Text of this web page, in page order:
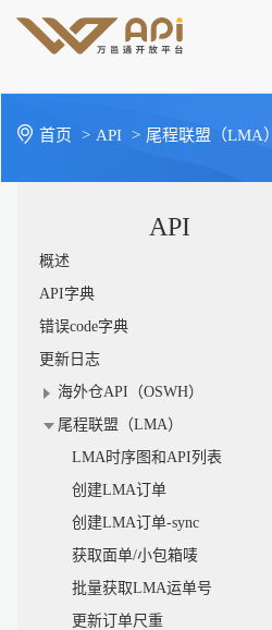
首页 > API > 尾程联盟（LMA）
API
概述
API字典
错误code字典
更新日志
海外仓API（OSWH）
尾程联盟（LMA）
LMA时序图和API列表
创建LMA订单
创建LMA订单-sync
获取面单/小包箱唛
批量获取LMA运单号
更新订单尺重